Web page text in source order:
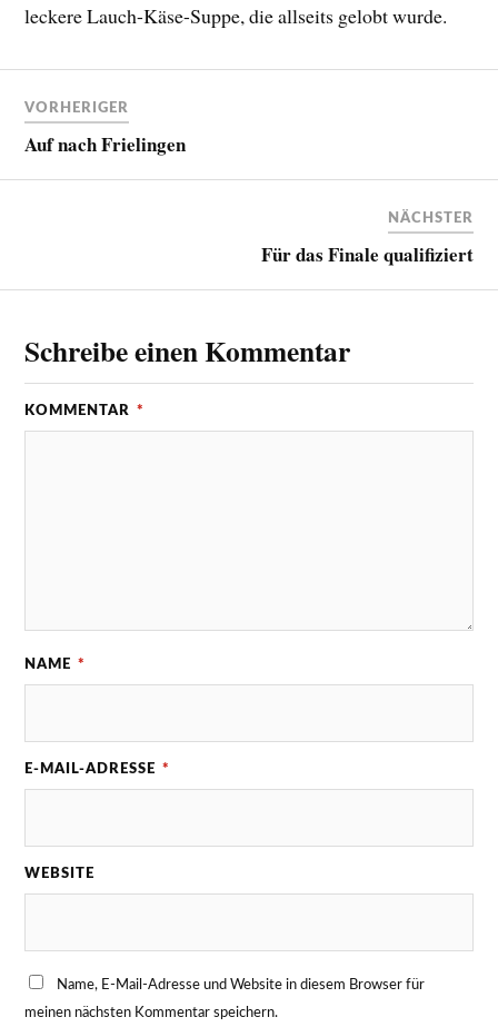
leckere Lauch-Käse-Suppe, die allseits gelobt wurde.
VORHERIGER
Auf nach Frielingen
NÄCHSTER
Für das Finale qualifiziert
Schreibe einen Kommentar
KOMMENTAR *
NAME *
E-MAIL-ADRESSE *
WEBSITE
Name, E-Mail-Adresse und Website in diesem Browser für
meinen nächsten Kommentar speichern.